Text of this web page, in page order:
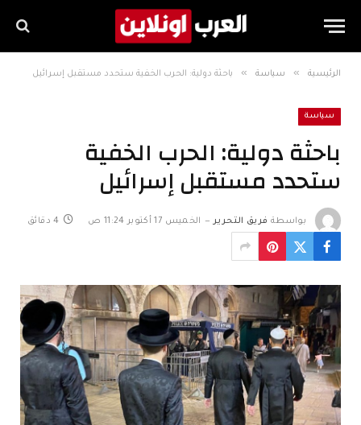
الرئيسية » سياسة » باحثة دولية: الحرب الخفية ستحدد مستقبل إسرائيل
سياسة
باحثة دولية: الحرب الخفية
ستحدد مستقبل إسرائيل
بواسطة فريق التحرير الخميس 17 أكتوبر 11:24 ص 4 دقائق